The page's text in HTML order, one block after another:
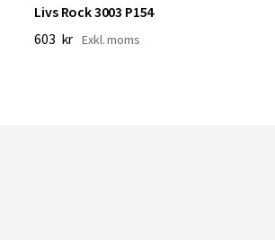
Livs Rock 3003 P154
603 kr